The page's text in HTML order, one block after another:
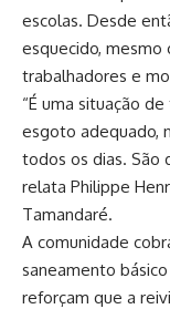
escolas. Desde
esquecido, mesmo
trabalhadores e
“É uma situação
esgoto adequado,
todos os dias. São
relata Philippe
Tamandaré.
A comunidade
saneamento
reforçam que a